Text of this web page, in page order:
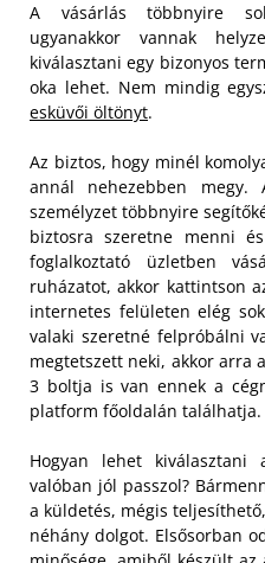
A vásárlás többnyire
ugyanakkor vannak
kiválasztani egy bizonyos
oka lehet. Nem mindig
esküvői öltönyt.
Az biztos, hogy minél
annál nehezebben megy.
személyzet többnyire
biztosra szeretne menni
foglalkoztató üzletben
ruházatot, akkor kattintson
internetes felületen elég
valaki szeretné felpróbálni
megtetszett neki, akkor arra
3 boltja is van ennek a
platform főoldalán találhatja.
Hogyan lehet
valóban jól passzol?
a küldetés, mégis
néhány dolgot. Elsősorban